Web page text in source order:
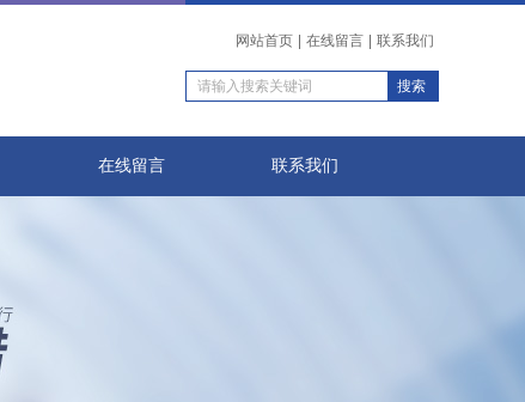
网站首页 在线留言 联系我们
在线留言 联系我们